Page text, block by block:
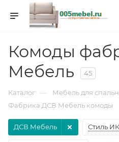
Комоды
Мебель
45
Каталог — Мебель для
Фабрика ДСВ Мебель комоды
Стиль
ДСВ Мебель